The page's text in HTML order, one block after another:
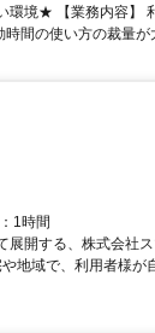
環境★ 【業務内容】
間の使い方の裁量が
1時間
展開する、株式会社
地域で、利用者様が